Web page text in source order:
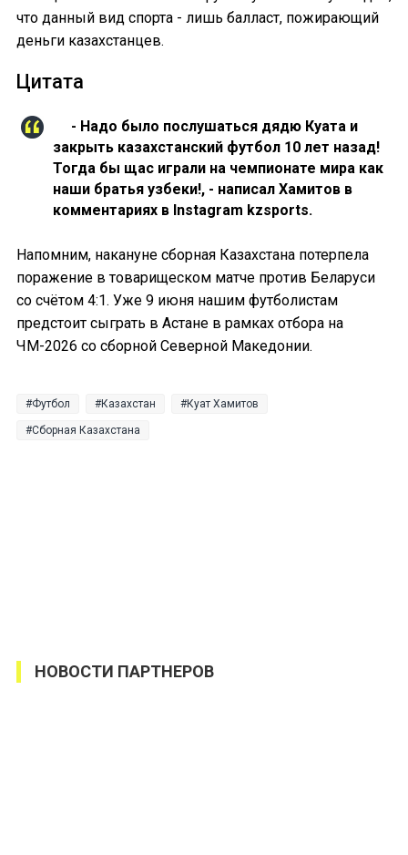
что данный вид спорта - лишь балласт, пожирающий
деньги казахстанцев.
Цитата
- Надо было послушаться дядю Куата и
закрыть казахстанский футбол 10 лет назад!
Тогда бы щас играли на чемпионате мира как
наши братья узбеки!, - написал Хамитов в
комментариях в Instagram kzsports.
Напомним, накануне сборная Казахстана потерпела
поражение в товарищеском матче против Беларуси
со счётом 4:1. Уже 9 июня нашим футболистам
предстоит сыграть в Астане в рамках отбора на
ЧМ-2026 со сборной Северной Македонии.
Футбол Казахстан Куат Хамитов
Сборная Казахстана
НОВОСТИ ПАРТНЕРОВ